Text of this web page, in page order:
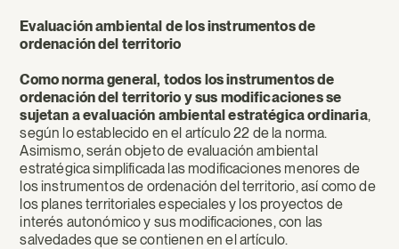
Evaluación ambiental de los instrumentos de
ordenación del territorio
Como norma general, todos los instrumentos de
ordenación del territorio y sus modificaciones se
sujetan a evaluación ambiental estratégica ordinaria,
según lo establecido en el artículo 22 de la norma.
Asimismo, serán objeto de evaluación ambiental
estratégica simplificada las modificaciones menores de
los instrumentos de ordenación del territorio, así como de
los planes territoriales especiales y los proyectos de
interés autonómico y sus modificaciones, con las
salvedades que se contienen en el artículo.